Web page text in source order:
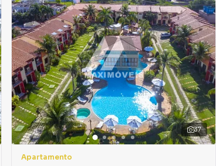
regiões de Santa Cruz Cabrália. Aqui você
que mais combina com seu estilo de vida.
segurança e tranquilidade. Na Rede Max Imoveis
Cruz Cabrália mesmo não estando na cidade e
computador ou smartphone. Nós criamos
inquilinos e compradores com o
Max Imoveis é uma imobiliária digital com imóveis
Cabrália.
37
Apartamento